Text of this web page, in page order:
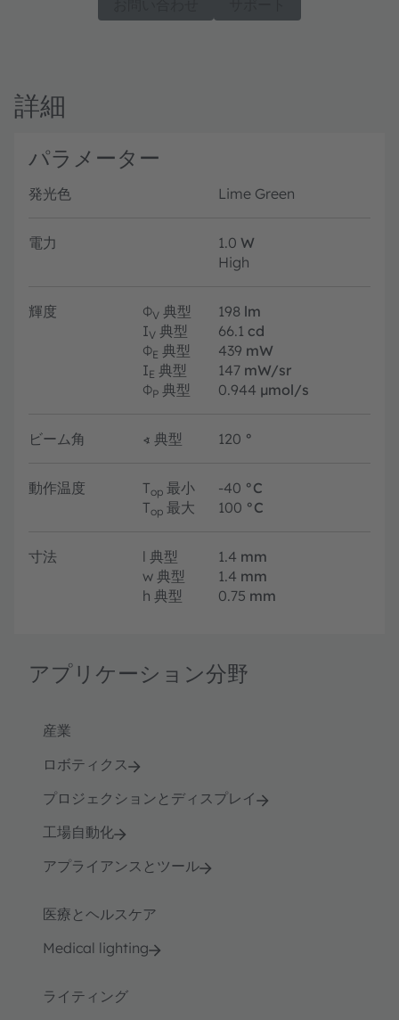
詳細
パラメーター
発光色 Lime Green
電力 1.0 W
High
輝度 ΦV 典型 198 lm
IV 典型 66.1 cd
ΦE 典型 439 mW
IE 典型 147 mW/sr
ΦP 典型 0.944 µmol/s
ビーム角 ∢ 典型 120 °
動作温度 Top 最小 -40 °C
Top 最大 100 °C
寸法 l 典型 1.4 mm
w 典型 1.4 mm
h 典型 0.75 mm
アプリケーション分野
産業
ロボティクス
プロジェクションとディスプレイ
工場自動化
アプライアンスとツール
医療とヘルスケア
Medical lighting
ライティング